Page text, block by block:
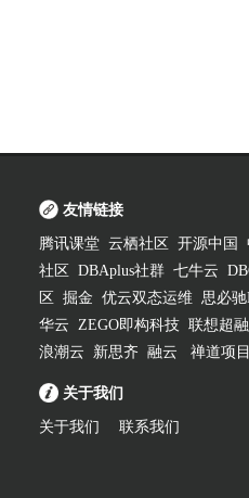
友情链接
腾讯课堂 云栖社区 开源中国
社区
DBAplus社群 七牛云
区
掘金 优云双态运维 思必
华云 ZEGO即构科技 联想超
浪潮云
新思齐 融云 禅道项
关于我们
关于我们 联系我们